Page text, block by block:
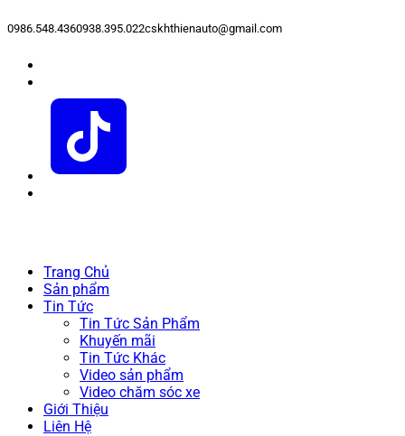
0986.548.4360938.395.022cskhthienauto@gmail.com
Trang Chủ
Sản phẩm
Tin Tức
Tin Tức Sản Phẩm
Khuyến mãi
Tin Tức Khác
Video sản phẩm
Video chăm sóc xe
Giới Thiệu
Liên Hệ